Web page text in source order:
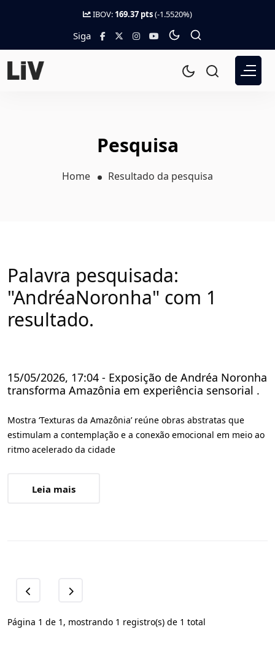
IBOV: 169.37 pts(-1.5520%)
Siga
Pesquisa
Home Resultado da pesquisa
Palavra pesquisada:
"AndréaNoronha" com 1
resultado.
15/05/2026, 17:04 - Exposição de Andréa Noronha
transforma Amazônia em experiência sensorial .
Mostra ‘Texturas da Amazônia’ reúne obras abstratas que
estimulam a contemplação e a conexão emocional em meio ao
ritmo acelerado da cidade
Leia mais
Página 1 de 1, mostrando 1 registro(s) de 1 total